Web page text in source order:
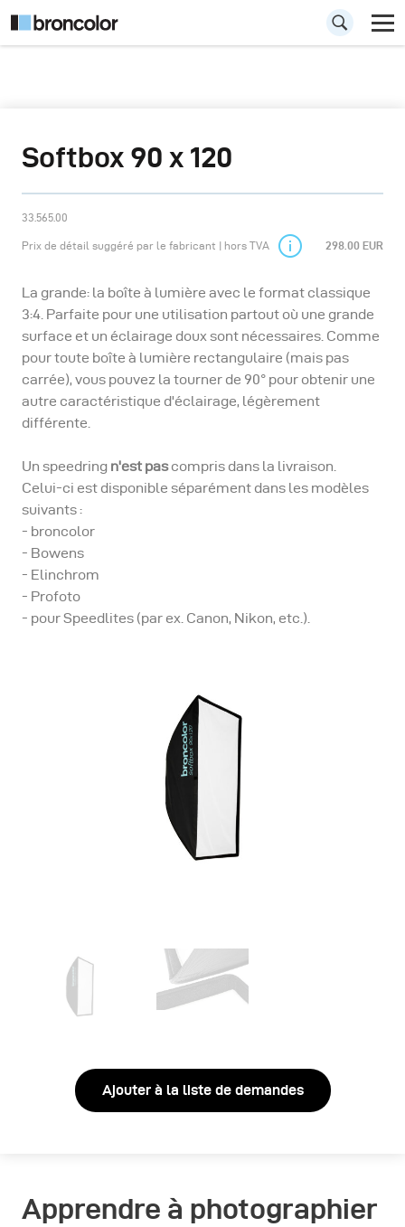
Softbox 90 x 120
33.565.00
Prix de détail suggéré par le fabricant | hors TVA 298.00 EUR
La grande: la boîte à lumière avec le format classique
3:4. Parfaite pour une utilisation partout où une grande
surface et un éclairage doux sont nécessaires. Comme
pour toute boîte à lumière rectangulaire (mais pas
carrée), vous pouvez la tourner de 90° pour obtenir une
autre caractéristique d'éclairage, légèrement
différente.
Un speedring n'est pascompris dans la livraison.
Celui-ci est disponible séparément dans les modèles
suivants :
- broncolor
- Bowens
- Elinchrom
- Profoto
- pour Speedlites (par ex. Canon, Nikon, etc.).
Ajouter à la liste de demandes
Apprendre à photographier